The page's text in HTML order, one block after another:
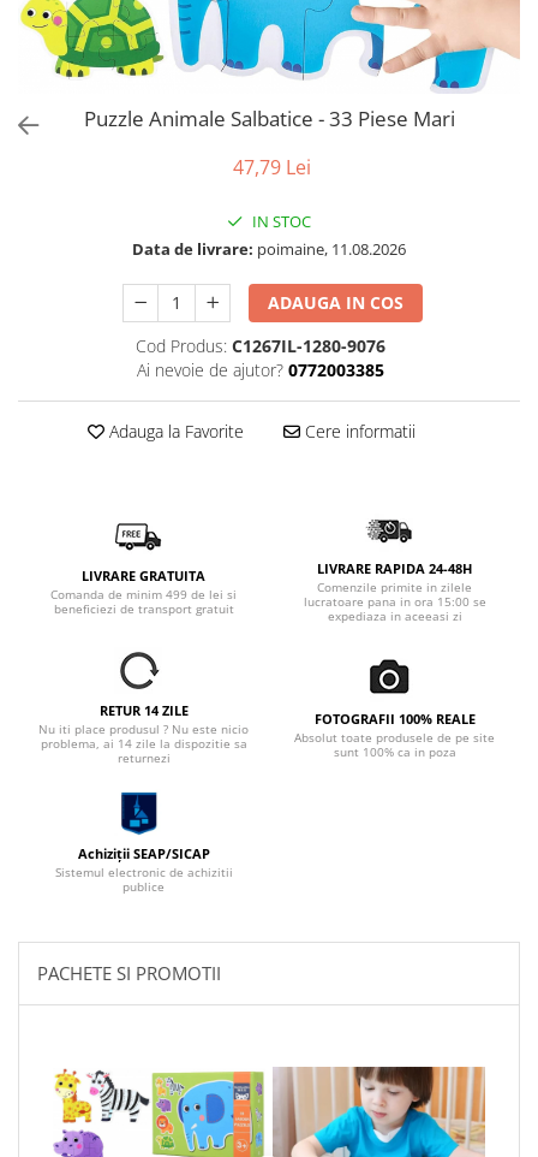
Puzzle
Tablite, Litere si Cifre
Jucarii exterior
Puzzle Animale Salbatice - 33 Piese Mari
47,79 Lei
IN STOC
Data de livrare: poimaine, 11.08.2026
ADAUGA IN COS
Cod Produs: C1267IL-1280-9076
Ai nevoie de ajutor? 0772003385
Adauga la Favorite Cere informatii
LIVRARE GRATUITA
Comanda de minim 499 de lei si
beneficiezi de transport gratuit
LIVRARE RAPIDA 24-48H
Comenzile primite in zilele
lucratoare pana in ora 15:00 se
expediaza in aceeasi zi
RETUR 14 ZILE
Nu iti place produsul ? Nu este nicio
problema, ai 14 zile la dispozitie sa
returnezi
FOTOGRAFII 100% REALE
Absolut toate produsele de pe site
sunt 100% ca in poza
Achiziții SEAP/SICAP
Sistemul electronic de achizitii
publice
PACHETE SI PROMOTII